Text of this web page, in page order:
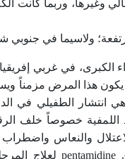
وربما كانت
ولاسيما في جنوبي
الـغامبي في 36 بلداً جنوب
وقد يكون هذا المرض
الطفيلي في
خصوصاً خلف
والنعاس